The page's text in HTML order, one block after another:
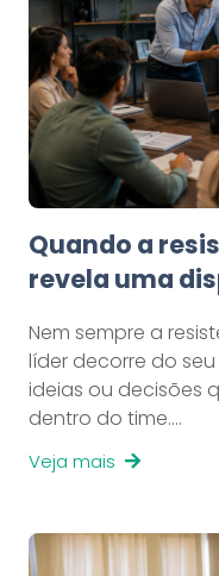
Quando a
revela uma
Nem sempre a
líder decorre do
ideias ou decisões
dentro do time.…
Veja mais